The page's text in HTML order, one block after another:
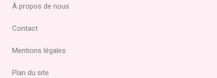
À propos de nous
Contact
Mentions légales
Plan du site